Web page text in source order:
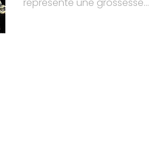
représente une grossesse...